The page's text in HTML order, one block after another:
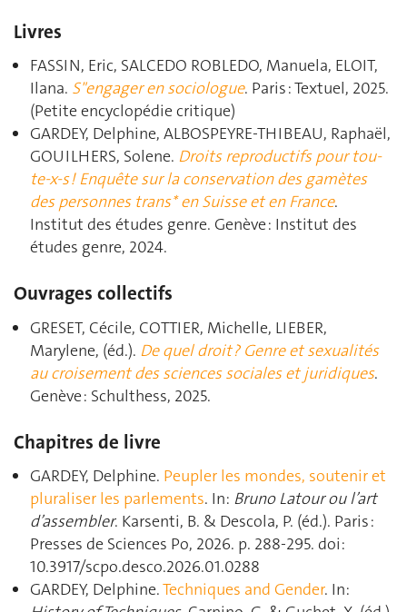
Livres
FASSIN, Eric, SALCEDO ROBLEDO, Manuela, ELOIT,
Ilana. S"engager en sociologue. Paris : Textuel, 2025.
(Petite encyclopédie critique)
GARDEY, Delphine, ALBOSPEYRE-THIBEAU, Raphaël,
GOUILHERS, Solene. Droits reproductifs pour tou-
te-x-s ! Enquête sur la conservation des gamètes
des personnes trans* en Suisse et en France.
Institut des études genre. Genève : Institut des
études genre, 2024.
Ouvrages collectifs
GRESET, Cécile, COTTIER, Michelle, LIEBER,
Marylene, (éd.). De quel droit ? Genre et sexualités
au croisement des sciences sociales et juridiques.
Genève : Schulthess, 2025.
Chapitres de livre
GARDEY, Delphine. Peupler les mondes, soutenir et
pluraliser les parlements. In: Bruno Latour ou l’art
d’assembler. Karsenti, B. & Descola, P. (éd.). Paris :
Presses de Sciences Po, 2026. p. 288‑295. doi:
10.3917/scpo.desco.2026.01.0288
GARDEY, Delphine.Techniques and Gender. In: